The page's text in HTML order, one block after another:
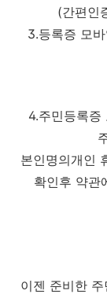
(간편인
3.등록증 모
4.주민등록증
본인명의개인
확인후 약관
이젠 준비한